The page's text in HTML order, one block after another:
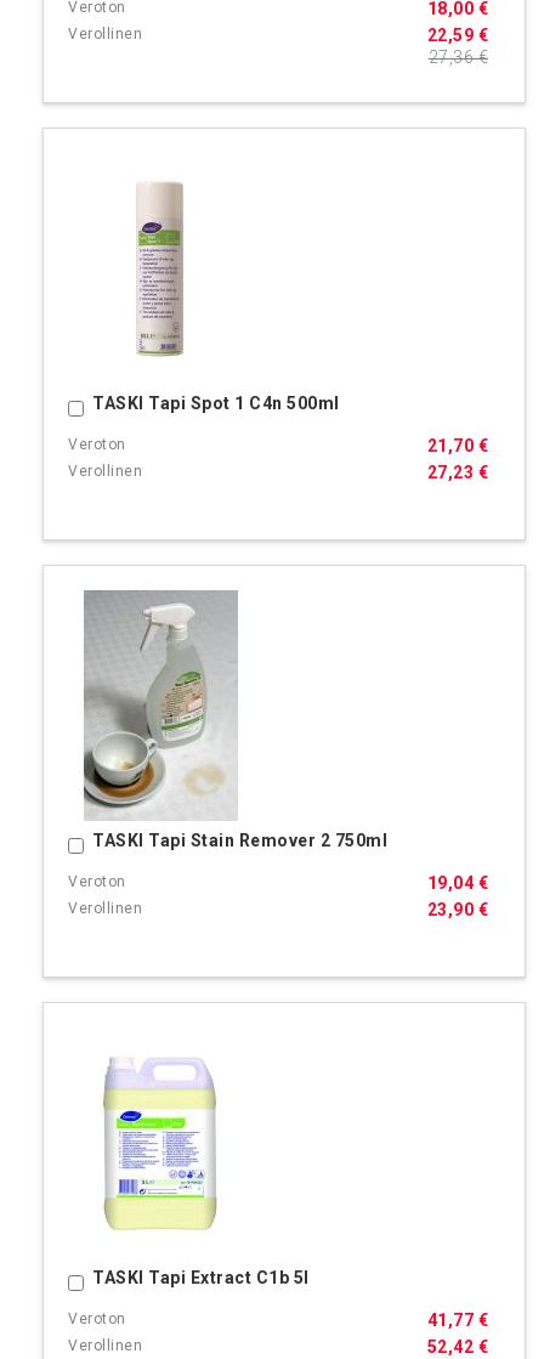
22,59 €
18,00 €
27,36 €
TASKI Tapi Spot 1 C4n 500ml
27,23 €
21,70 €
Ostoskoriin
TASKI Tapi Stain Remover 2 750ml
23,90 €
19,04 €
Ostoskoriin
TASKI Tapi Extract C1b 5l
52,42 €
41,77 €
Ostoskoriin